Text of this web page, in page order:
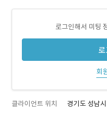
로그인해서 미팅
회
클라이언트 위치 경기도 성남